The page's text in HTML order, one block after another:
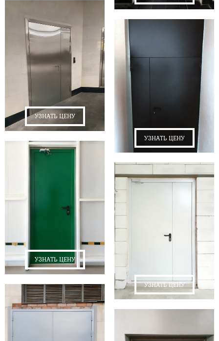
УЗНАТЬ ЦЕНУ
УЗНАТЬ ЦЕНУ
УЗНАТЬ ЦЕНУ
УЗНАТЬ ЦЕНУ